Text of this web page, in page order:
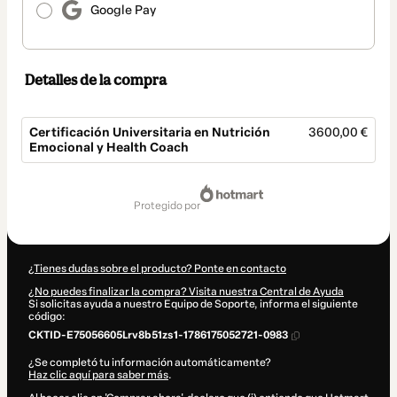
Google Pay
Detalles de la compra
Certificación Universitaria en Nutrición
Emocional y Health Coach
3600,00 €
protegido por
¿Tienes dudas sobre el producto? Ponte en contacto
¿No puedes finalizar la compra? Visita nuestra Central de Ayuda
Si solicitas ayuda a nuestro Equipo de Soporte, informa el siguiente
código:
CKTID-E75056605Lrv8b51zs1-1786175052721-0983
¿Se completó tu información automáticamente?
Haz clic aquí para saber más.